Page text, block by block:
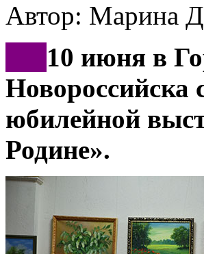
Автор:
10 июня в
Новороссийска
юбилейной
Родине».